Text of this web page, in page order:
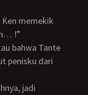
!”
penisku dari